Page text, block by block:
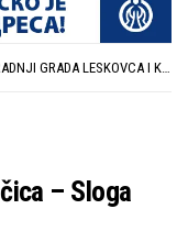
U GFK DUBOČICA 1923 DANAS ZAVRŠENE REGISTRACIJE PRINOVA
– Sloga